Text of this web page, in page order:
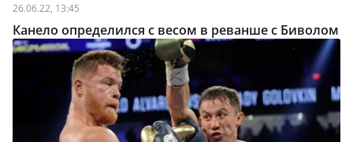
26.06.22, 13:45
Канело определился с весом в реванше с Биволом